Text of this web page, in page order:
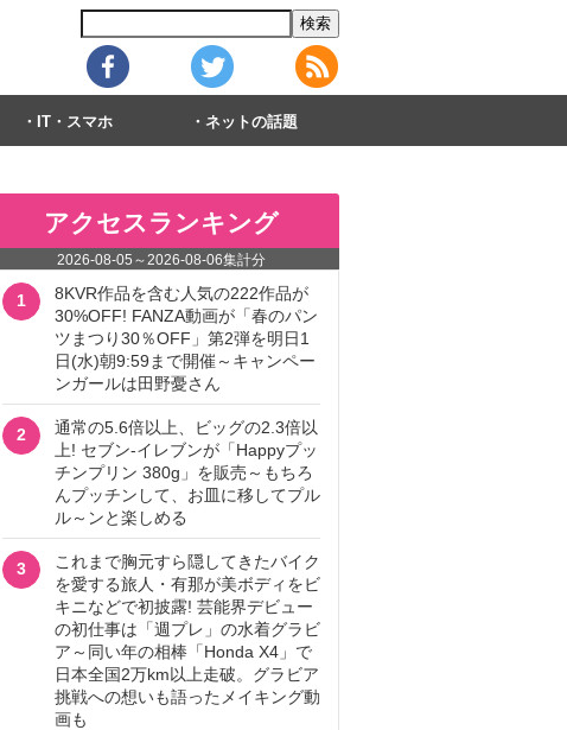
IT・スマホ ネットの話題
アクセスランキング
2026-08-05 ～2026-08-06集計分
1
8KVR作品を含む人気の222作品が
30%OFF! FANZA動画が「春のパン
ツまつり30％OFF」第2弾を明日1
日(水)朝9:59まで開催～キャンペー
ンガールは田野憂さん
2
通常の5.6倍以上、ビッグの2.3倍以
上! セブン‐イレブンが「Happyプッ
チンプリン 380g」を販売～もちろ
んプッチンして、お皿に移してプル
ル～ンと楽しめる
3
これまで胸元すら隠してきたバイク
を愛する旅人・有那が美ボディをビ
キニなどで初披露! 芸能界デビュー
の初仕事は「週プレ」の水着グラビ
ア～同い年の相棒「Honda X4」で
日本全国2万km以上走破。グラビア
挑戦への想いも語ったメイキング動
画も